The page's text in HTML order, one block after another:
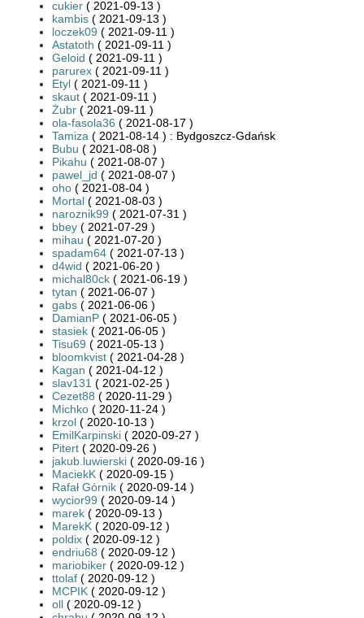
cukier ( 2021-09-13 )
kambis ( 2021-09-13 )
loczek09 ( 2021-09-11 )
Astatoth ( 2021-09-11 )
Geloid ( 2021-09-11 )
parurex ( 2021-09-11 )
Etyl ( 2021-09-11 )
skaut ( 2021-09-11 )
Żubr ( 2021-09-11 )
ola-fasola36 ( 2021-08-17 )
Tamiza ( 2021-08-14 ) : Bydgoszcz-Gdańsk
Bubu ( 2021-08-08 )
Pikahu ( 2021-08-07 )
pawel_jd ( 2021-08-07 )
oho ( 2021-08-04 )
Mortal ( 2021-08-03 )
naroznik99 ( 2021-07-31 )
bbey ( 2021-07-29 )
mihau ( 2021-07-20 )
spadam64 ( 2021-07-13 )
d4wid ( 2021-06-20 )
michal80ck ( 2021-06-19 )
tytan ( 2021-06-07 )
gabs ( 2021-06-06 )
DamianP ( 2021-06-05 )
stasiek ( 2021-06-05 )
Tisu69 ( 2021-05-13 )
bloomkvist ( 2021-04-28 )
Kagan ( 2021-04-12 )
slav131 ( 2021-02-25 )
Cezet88 ( 2020-11-29 )
Michko ( 2020-11-24 )
krzol ( 2020-10-13 )
EmilKarpinski ( 2020-09-27 )
Pitert ( 2020-09-26 )
jakub.luwierski ( 2020-09-16 )
MaciekK ( 2020-09-15 )
Rafał Górnik ( 2020-09-14 )
wycior99 ( 2020-09-14 )
marek ( 2020-09-13 )
MarekK ( 2020-09-12 )
poldix ( 2020-09-12 )
endriu68 ( 2020-09-12 )
mariobiker ( 2020-09-12 )
ttolaf ( 2020-09-12 )
MCPIK ( 2020-09-12 )
oll ( 2020-09-12 )